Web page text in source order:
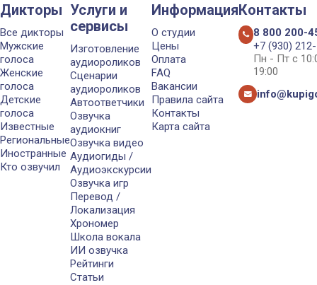
Дикторы
Все дикторы
Мужские
голоса
Женские
голоса
Детские
голоса
Известные
Региональные
Иностранные
Кто озвучил
Услуги и
сервисы
Изготовление
аудиороликов
Сценарии
аудиороликов
Автоответчики
Озвучка
аудиокниг
Озвучка видео
Аудиогиды /
Аудиоэкскурсии
Озвучка игр
Перевод /
Локализация
Хрономер
Школа вокала
ИИ озвучка
Рейтинги
Статьи
Информация
О студии
Цены
Оплата
FAQ
Вакансии
Правила сайта
Контакты
Карта сайта
Контакты
8 800 200-
+7 (930)
Пн - Пт с
19:00